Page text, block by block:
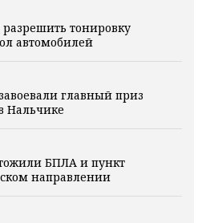
тонировку
автомобилей
главный приз
Нальчике
БПЛА и пункт
направлении